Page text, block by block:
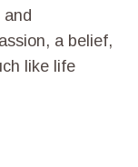
and
a belief,
like life